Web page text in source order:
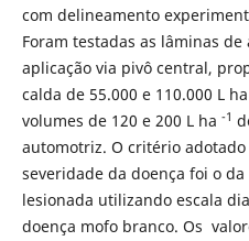
com delineamento
Foram testadas as lâminas
aplicação via pivô central,
calda de 55.000 e 110.000 L ha
volumes de 120 e 200 L ha -1
automotriz. O critério adotado
severidade da doença foi o
lesionada utilizando escala
doença mofo branco. Os